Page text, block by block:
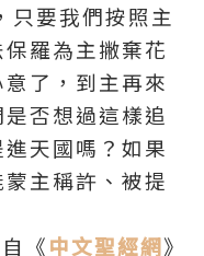
只要我們按照主
保羅為主撇棄花
了，到主再來
否想過這樣追
天國嗎？如果
主稱許、被提
《中文聖經網》